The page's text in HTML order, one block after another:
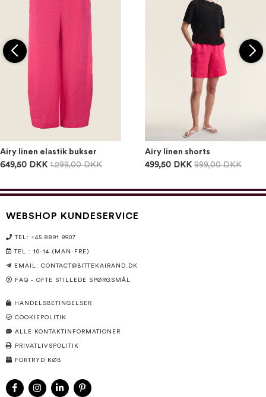
Airy linen elastik bukser
649,50 DKK 1.299,00 DKK
Airy linen shorts
499,50 DKK 999,00 DKK
WEBSHOP KUNDESERVICE
TEL: +45 8891 9907
TEL.: 10-14 (MAN-FRE)
EMAIL: CONTACT@BITTEKAIRAND.DK
FAQ - OFTE STILLEDE SPØRGSMÅL
HANDELSBETINGELSER
COOKIEPOLITIK
ALLE KONTAKTINFORMATIONER
PRIVATLIVSPOLITIK
FORTRYD KØB